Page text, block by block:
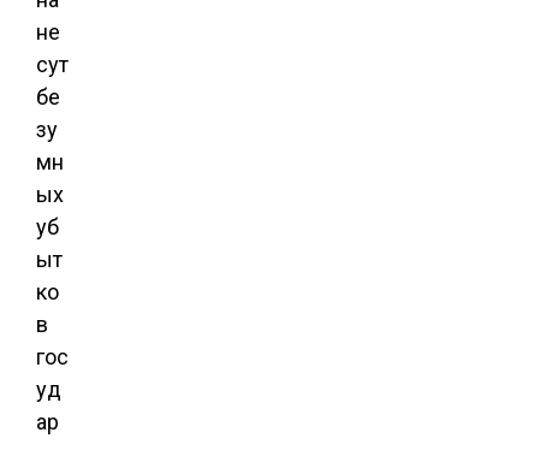
не
сут
бе
зу
мн
ых
уб
ыт
ко
в
гос
уд
ар